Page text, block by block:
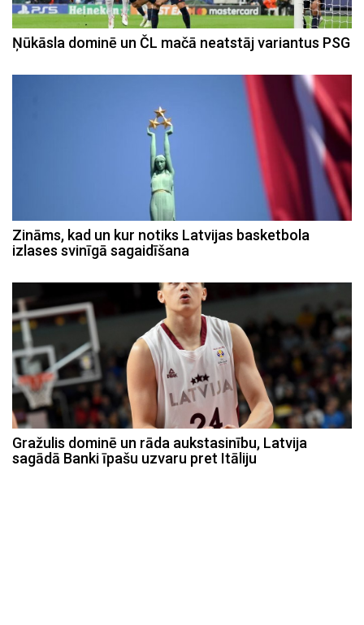
Ņūkāsla dominē un ČL mačā neatstāj variantus PSG
Zināms, kad un kur notiks Latvijas basketbola
izlases svinīgā sagaidīšana
Gražulis dominē un rāda aukstasinību, Latvija
sagādā Banki īpašu uzvaru pret Itāliju